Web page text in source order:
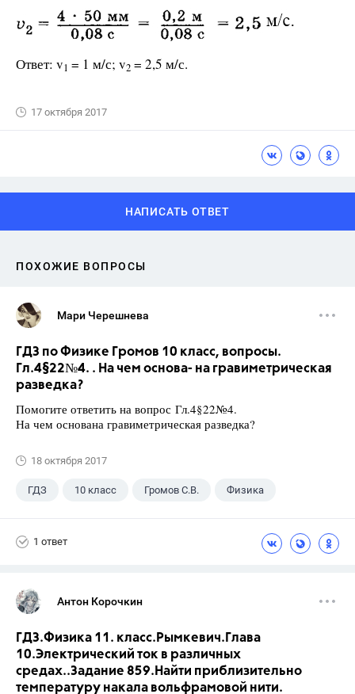
Ответ: v1 = 1 м/с; v2 = 2,5 м/с.
17 октября 2017
НАПИСАТЬ ОТВЕТ
ПОХОЖИЕ ВОПРОСЫ
Мари Черешнева
ГДЗ по Физике Громов 10 класс, вопросы.
Гл.4§22№4. . На чем основа- на гравиметрическая
разведка?
Помогите ответить на вопрос Гл.4§22№4.
На чем основана гравиметрическая разведка?
18 октября 2017
ГДЗ 10 класс Громов С.В. Физика
1 ответ
Антон Корочкин
ГДЗ.Физика 11. класс.Рымкевич.Глава
10.Электрический ток в различных
средах..Задание 859.Найти приблизительно
температуру накала вольфрамовой нити.